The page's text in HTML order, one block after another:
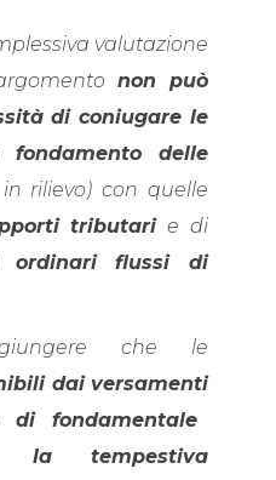
valutazione
non può
di coniugare le
delle
rilievo) con quelle
tributarie di
ordinari flussi di
che le
dai versamenti
di fondamentale
la tempestiva